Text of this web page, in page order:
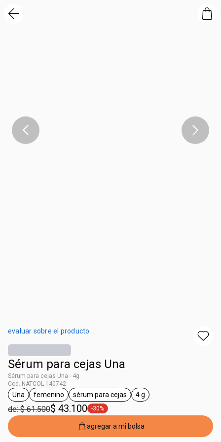
evaluar sobre el producto
Sérum para cejas Una
Sérum para cejas Una - 4g
Cod. NATCOL-140742 -
general.tag Una
Una
general.tag femenino
femenino
general.tag sérum para cejas
sérum para cejas
general.tag 4 g
4 g
de: $ 61.500$ 43.100 general.tag -30%
-30%
agregar a mi bolsa